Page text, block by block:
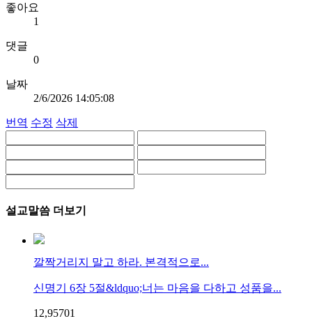
좋아요
1
댓글
0
날짜
2/6/2026 14:05:08
번역 수정 삭제
설교말씀 더보기
깔짝거리지 말고 하라. 본격적으로...
신명기 6장 5절&ldquo;너는 마음을 다하고 성품을...
12,95701